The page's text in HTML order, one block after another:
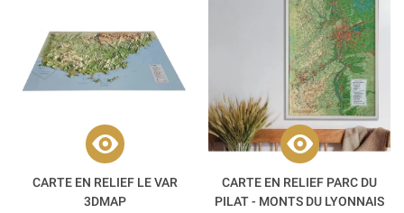
CARTE EN RELIEF LE VAR
3DMAP
CARTE EN RELIEF PARC DU
PILAT - MONTS DU LYONNAIS